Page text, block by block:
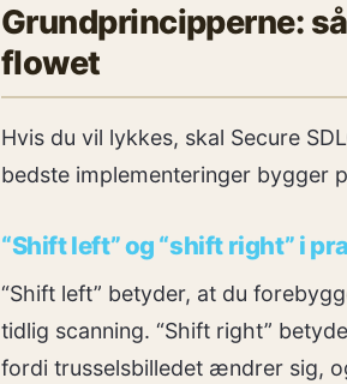
Grundprincipperne:
flowet
Hvis du vil lykkes, skal Secure
bedste implementeringer bygger
“Shift left” og “shift right” i
“Shift left” betyder, at du
tidlig scanning. “Shift right”
fordi trusselsbilledet ændrer sig,